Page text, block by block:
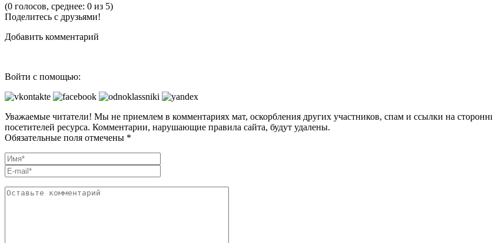
(0 голосов, среднее: 0 из 5)
Поделитесь с друзьями!
Добавить комментарий
Войти с помощью:
Уважаемые читатели! Мы не приемлем в комментариях мат, оскорбления других участников, спам и ссылки на
посетителей ресурса. Комментарии, нарушающие правила сайта, будут удалены.
Обязательные поля отмечены *